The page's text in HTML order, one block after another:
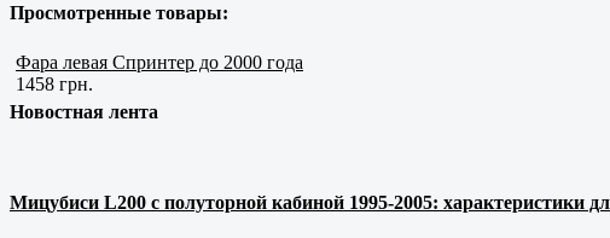
Просмотренные товары:
Фара левая Спринтер до 2000 года
1458 грн.
Новостная лента
Мицубиси L200 с полуторной кабиной 1995-2005: характеристики